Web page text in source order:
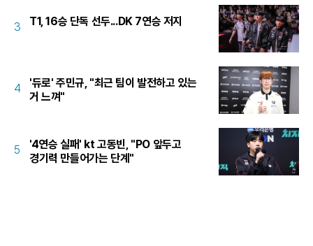
3 T1, 16승 단독 선두...DK 7연승 저지
4
'듀로' 주민규, "최근 팀이 발전하고 있는
거 느껴"
5
'4연승 실패' kt 고동빈, "PO 앞두고
경기력 만들어가는 단계"